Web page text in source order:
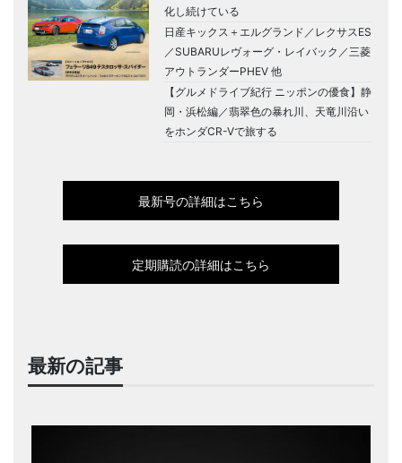
化し続けている
日産キックス＋エルグランド／レクサスES
／SUBARUレヴォーグ・レイバック／三菱
アウトランダーPHEV 他
【グルメドライブ紀行 ニッポンの優食】静
岡・浜松編／翡翠色の暴れ川、天竜川沿い
をホンダCR-Vで旅する
最新号の詳細はこちら
定期購読の詳細はこちら
最新の記事